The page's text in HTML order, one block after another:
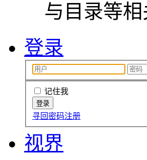
与目录等
登录
记住我
寻回密码注册
视界